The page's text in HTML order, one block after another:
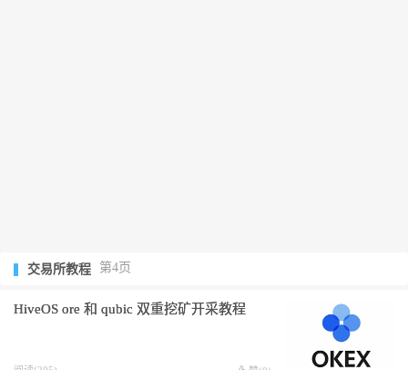
交易所教程 第4页
HiveOS ore 和 qubic 双重挖矿开采教程